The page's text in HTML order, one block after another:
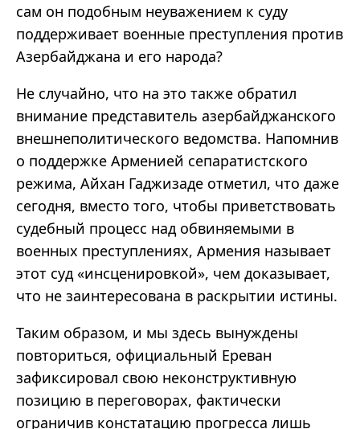
сам он подобным неуважением к суду
поддерживает военные преступления против
Азербайджана и его народа?
Не случайно, что на это также обратил
внимание представитель азербайджанского
внешнеполитического ведомства. Напомнив
о поддержке Арменией сепаратистского
режима, Айхан Гаджизаде отметил, что даже
сегодня, вместо того, чтобы приветствовать
судебный процесс над обвиняемыми в
военных преступлениях, Армения называет
этот суд «инсценировкой», чем доказывает,
что не заинтересована в раскрытии истины.
Таким образом, и мы здесь вынуждены
повториться, официальный Ереван
зафиксировал свою неконструктивную
позицию в переговорах, фактически
ограничив констатацию прогресса лишь